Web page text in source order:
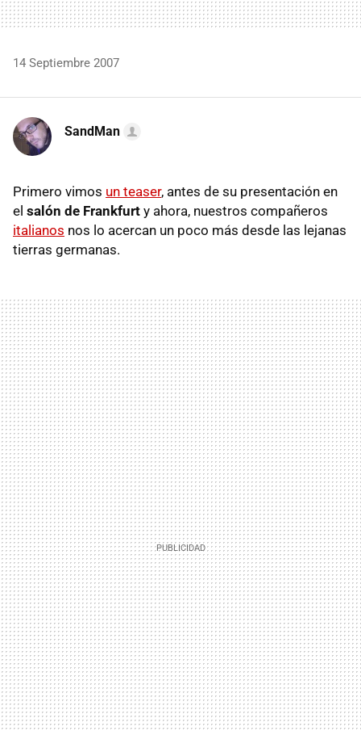
14 Septiembre 2007
SandMan
Primero vimos un teaser, antes de su presentación en
el salón de Frankfurt y ahora, nuestros compañeros
italianos nos lo acercan un poco más desde las lejanas
tierras germanas.